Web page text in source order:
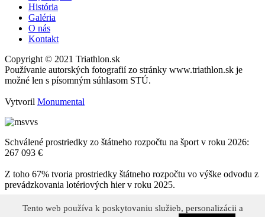
História
Galéria
O nás
Kontakt
Copyright © 2021 Triathlon.sk
Používanie autorských fotografií zo stránky www.triathlon.sk je
možné len s písomným súhlasom STÚ.
Vytvoril Monumental
Schválené prostriedky zo štátneho rozpočtu na šport v roku 2026:
267 093 €
Z toho 67% tvoria prostriedky štátneho rozpočtu vo výške odvodu z
prevádzkovania lotériových hier v roku 2025.
Tento web používa k poskytovaniu služieb, personalizácii a
Tento web používa k poskytovaniu služieb, personalizácii a